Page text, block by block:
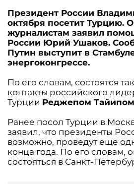
Президент России
октября посетит Турцию.
журналистам заявил
России Юрий Ушаков.
Путин выступит в
энергоконгрессе.
По его словам, состоятся
контакты российского
Турции Реджепом
Ранее посол Турции в
заявил, что президенты
возможно, проведут еще
конца года. По его словам,
состояться в Санкт-